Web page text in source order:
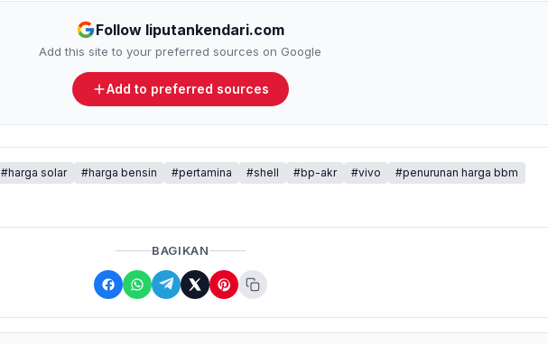
Follow liputankendari.com
Add this site to your preferred sources on Google
Add to preferred sources
#harga solar #harga bensin #pertamina #shell #bp-akr #vivo
#penurunan harga bbm
BAGIKAN